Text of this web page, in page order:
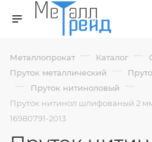
Металлопрокат — Каталог —
Пруток металлический —
— Пруток нитиноловый —
Пруток нитинол шлифованый 2
16980791-2013